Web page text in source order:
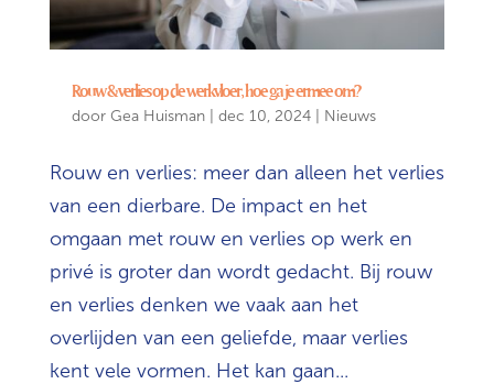
Rouw & verlies op de werkvloer, hoe ga je ermee om?
door Gea Huisman| dec 10, 2024| Nieuws
Rouw en verlies: meer dan alleen het verlies
van een dierbare. De impact en het
omgaan met rouw en verlies op werk en
privé is groter dan wordt gedacht. Bij rouw
en verlies denken we vaak aan het
overlijden van een geliefde, maar verlies
kent vele vormen. Het kan gaan...